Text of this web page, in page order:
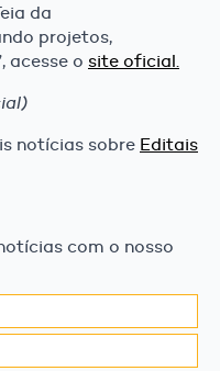
da
projetos,
acesse o site oficial.
notícias sobre Editais
com o nosso